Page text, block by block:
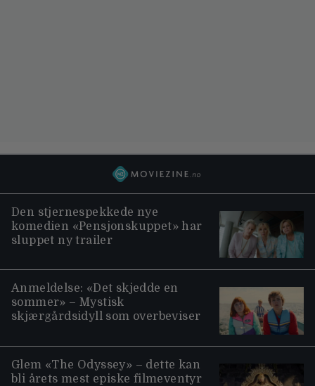
Den stjernespekkede nye
komedien «Pensjonskuppet» har
sluppet ny trailer
Anmeldelse: «Det skjedde en
sommer» – Mystisk
skjærgårdsidyll som overbeviser
Glem «The Odyssey» – dette kan
bli årets mest episke filmeventyr